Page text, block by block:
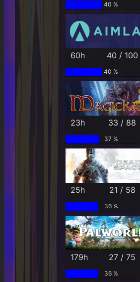
40 %
60h 40 / 100
40 %
23h 33 / 88
37 %
25h 21 / 58
36 %
179h 27 / 75
36 %